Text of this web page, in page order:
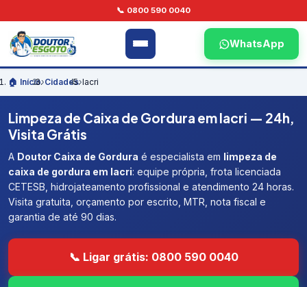
📞 0800 590 0040
WhatsApp
🏠 Início›Cidades›Iacri
Limpeza de Caixa de Gordura em Iacri — 24h,
Visita Grátis
A Doutor Caixa de Gordura é especialista em limpeza de
caixa de gordura em Iacri: equipe própria, frota licenciada
CETESB, hidrojateamento profissional e atendimento 24 horas.
Visita gratuita, orçamento por escrito, MTR, nota fiscal e
garantia de até 90 dias.
📞 Ligar grátis: 0800 590 0040